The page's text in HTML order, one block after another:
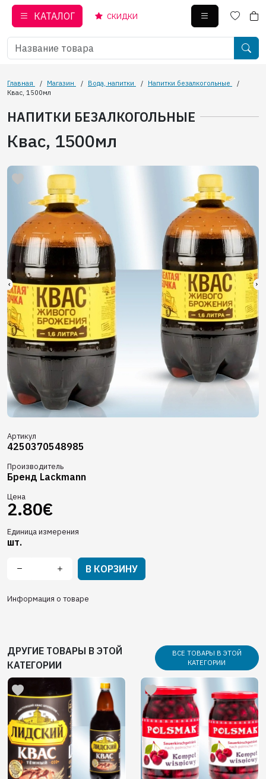
КАТАЛОГ СКИДКИ
Главная / Магазин / Вода, напитки / Напитки безалкогольные
/
Квас, 1500мл
НАПИТКИ БЕЗАЛКОГОЛЬНЫЕ
Квас, 1500мл
Артикул
4250370548985
Производитель
Бренд Lackmann
Цена
2.80€
Единица измерения
шт.
В КОРЗИНУ
Информация о товаре
ДРУГИЕ ТОВАРЫ В ЭТОЙ
КАТЕГОРИИ
ВСЕ ТОВАРЫ В ЭТОЙ
КАТЕГОРИИ